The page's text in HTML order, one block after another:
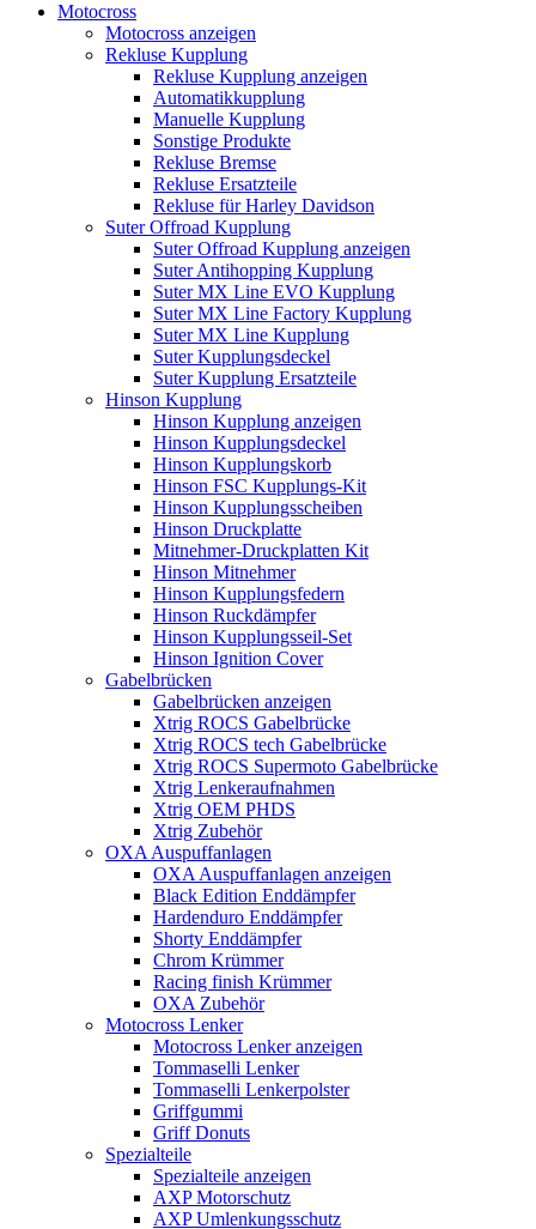
Motocross
Motocross anzeigen
Rekluse Kupplung
Rekluse Kupplung anzeigen
Automatikkupplung
Manuelle Kupplung
Sonstige Produkte
Rekluse Bremse
Rekluse Ersatzteile
Rekluse für Harley Davidson
Suter Offroad Kupplung
Suter Offroad Kupplung anzeigen
Suter Antihopping Kupplung
Suter MX Line EVO Kupplung
Suter MX Line Factory Kupplung
Suter MX Line Kupplung
Suter Kupplungsdeckel
Suter Kupplung Ersatzteile
Hinson Kupplung
Hinson Kupplung anzeigen
Hinson Kupplungsdeckel
Hinson Kupplungskorb
Hinson FSC Kupplungs-Kit
Hinson Kupplungsscheiben
Hinson Druckplatte
Mitnehmer-Druckplatten Kit
Hinson Mitnehmer
Hinson Kupplungsfedern
Hinson Ruckdämpfer
Hinson Kupplungsseil-Set
Hinson Ignition Cover
Gabelbrücken
Gabelbrücken anzeigen
Xtrig ROCS Gabelbrücke
Xtrig ROCS tech Gabelbrücke
Xtrig ROCS Supermoto Gabelbrücke
Xtrig Lenkeraufnahmen
Xtrig OEM PHDS
Xtrig Zubehör
OXA Auspuffanlagen
OXA Auspuffanlagen anzeigen
Black Edition Enddämpfer
Hardenduro Enddämpfer
Shorty Enddämpfer
Chrom Krümmer
Racing finish Krümmer
OXA Zubehör
Motocross Lenker
Motocross Lenker anzeigen
Tommaselli Lenker
Tommaselli Lenkerpolster
Griffgummi
Griff Donuts
Spezialteile
Spezialteile anzeigen
AXP Motorschutz
AXP Umlenkungsschutz